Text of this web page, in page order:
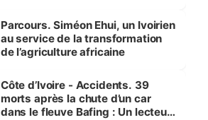
Parcours. Siméon Ehui, un Ivoirien
au service de la transformation
de l’agriculture africaine
Côte d’Ivoire - Accidents. 39
morts après la chute d’un car
dans le fleuve Bafing : Un lecteur